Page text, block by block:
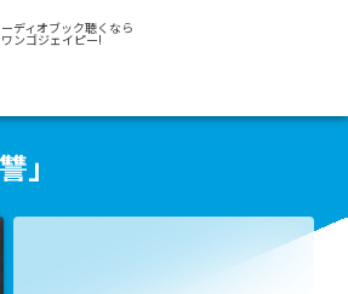
ディオブック聴くなら
ワンゴジェイピー!
」